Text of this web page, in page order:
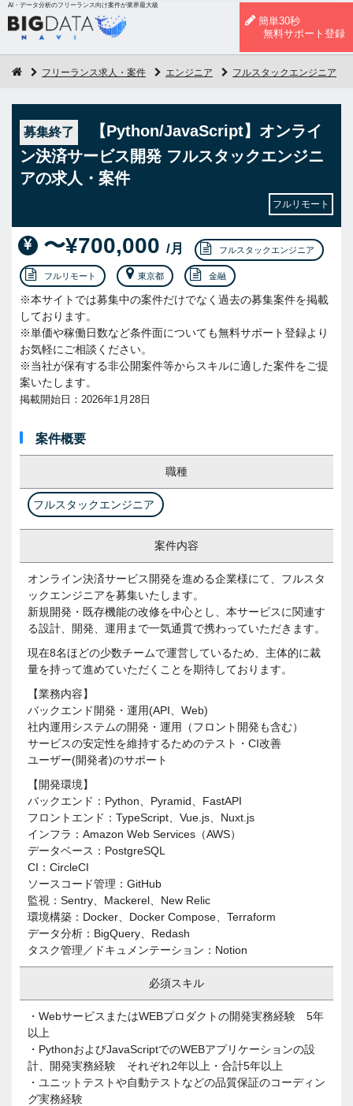
AI・データ分析のフリーランス向け案件が業界最大級
簡単30秒
無料サポート登録
フリーランス求人・案件 エンジニア フルスタックエンジニア
募集終了
【Python/JavaScript】オンライ
ン決済サービス開発 フルスタックエンジニ
アの求人・案件
フルリモート
〜¥700,000 /月 フルスタックエンジニア
フルリモート 東京都 金融
※本サイトでは募集中の案件だけでなく過去の募集案件を掲載
しております。
※単価や稼働日数など条件面についても無料サポート登録より
お気軽にご相談ください。
※当社が保有する非公開案件等からスキルに適した案件をご提
案いたします。
掲載開始日：2026年1月28日
案件概要
職種
フルスタックエンジニア
案件内容
オンライン決済サービス開発を進める企業様にて、フルスタ
ックエンジニアを募集いたします。
新規開発・既存機能の改修を中心とし、本サービスに関連す
る設計、開発、運用まで一気通貫で携わっていただきます。
現在8名ほどの少数チームで運営しているため、主体的に裁
量を持って進めていただくことを期待しております。
【業務内容】
バックエンド開発・運用(API、Web)
社内運用システムの開発・運用（フロント開発も含む）
サービスの安定性を維持するためのテスト・CI改善
ユーザー(開発者)のサポート
【開発環境】
バックエンド：Python、Pyramid、FastAPI
フロントエンド：TypeScript、Vue.js、Nuxt.js
インフラ：Amazon Web Services（AWS）
データベース：PostgreSQL
CI：CircleCI
ソースコード管理：GitHub
監視：Sentry、Mackerel、New Relic
環境構築：Docker、Docker Compose、Terraform
データ分析：BigQuery、Redash
タスク管理／ドキュメンテーション：Notion
必須スキル
・WebサービスまたはWEBプロダクトの開発実務経験 5年
以上
・PythonおよびJavaScriptでのWEBアプリケーションの設
計、開発実務経験 それぞれ2年以上・合計5年以上
・ユニットテストや自動テストなどの品質保証のコーディン
グ実務経験